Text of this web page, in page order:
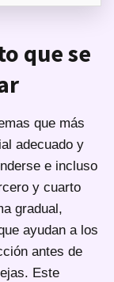
que se
que más
adecuado y
e incluso
y cuarto
gradual,
ayudan a los
antes de
Este